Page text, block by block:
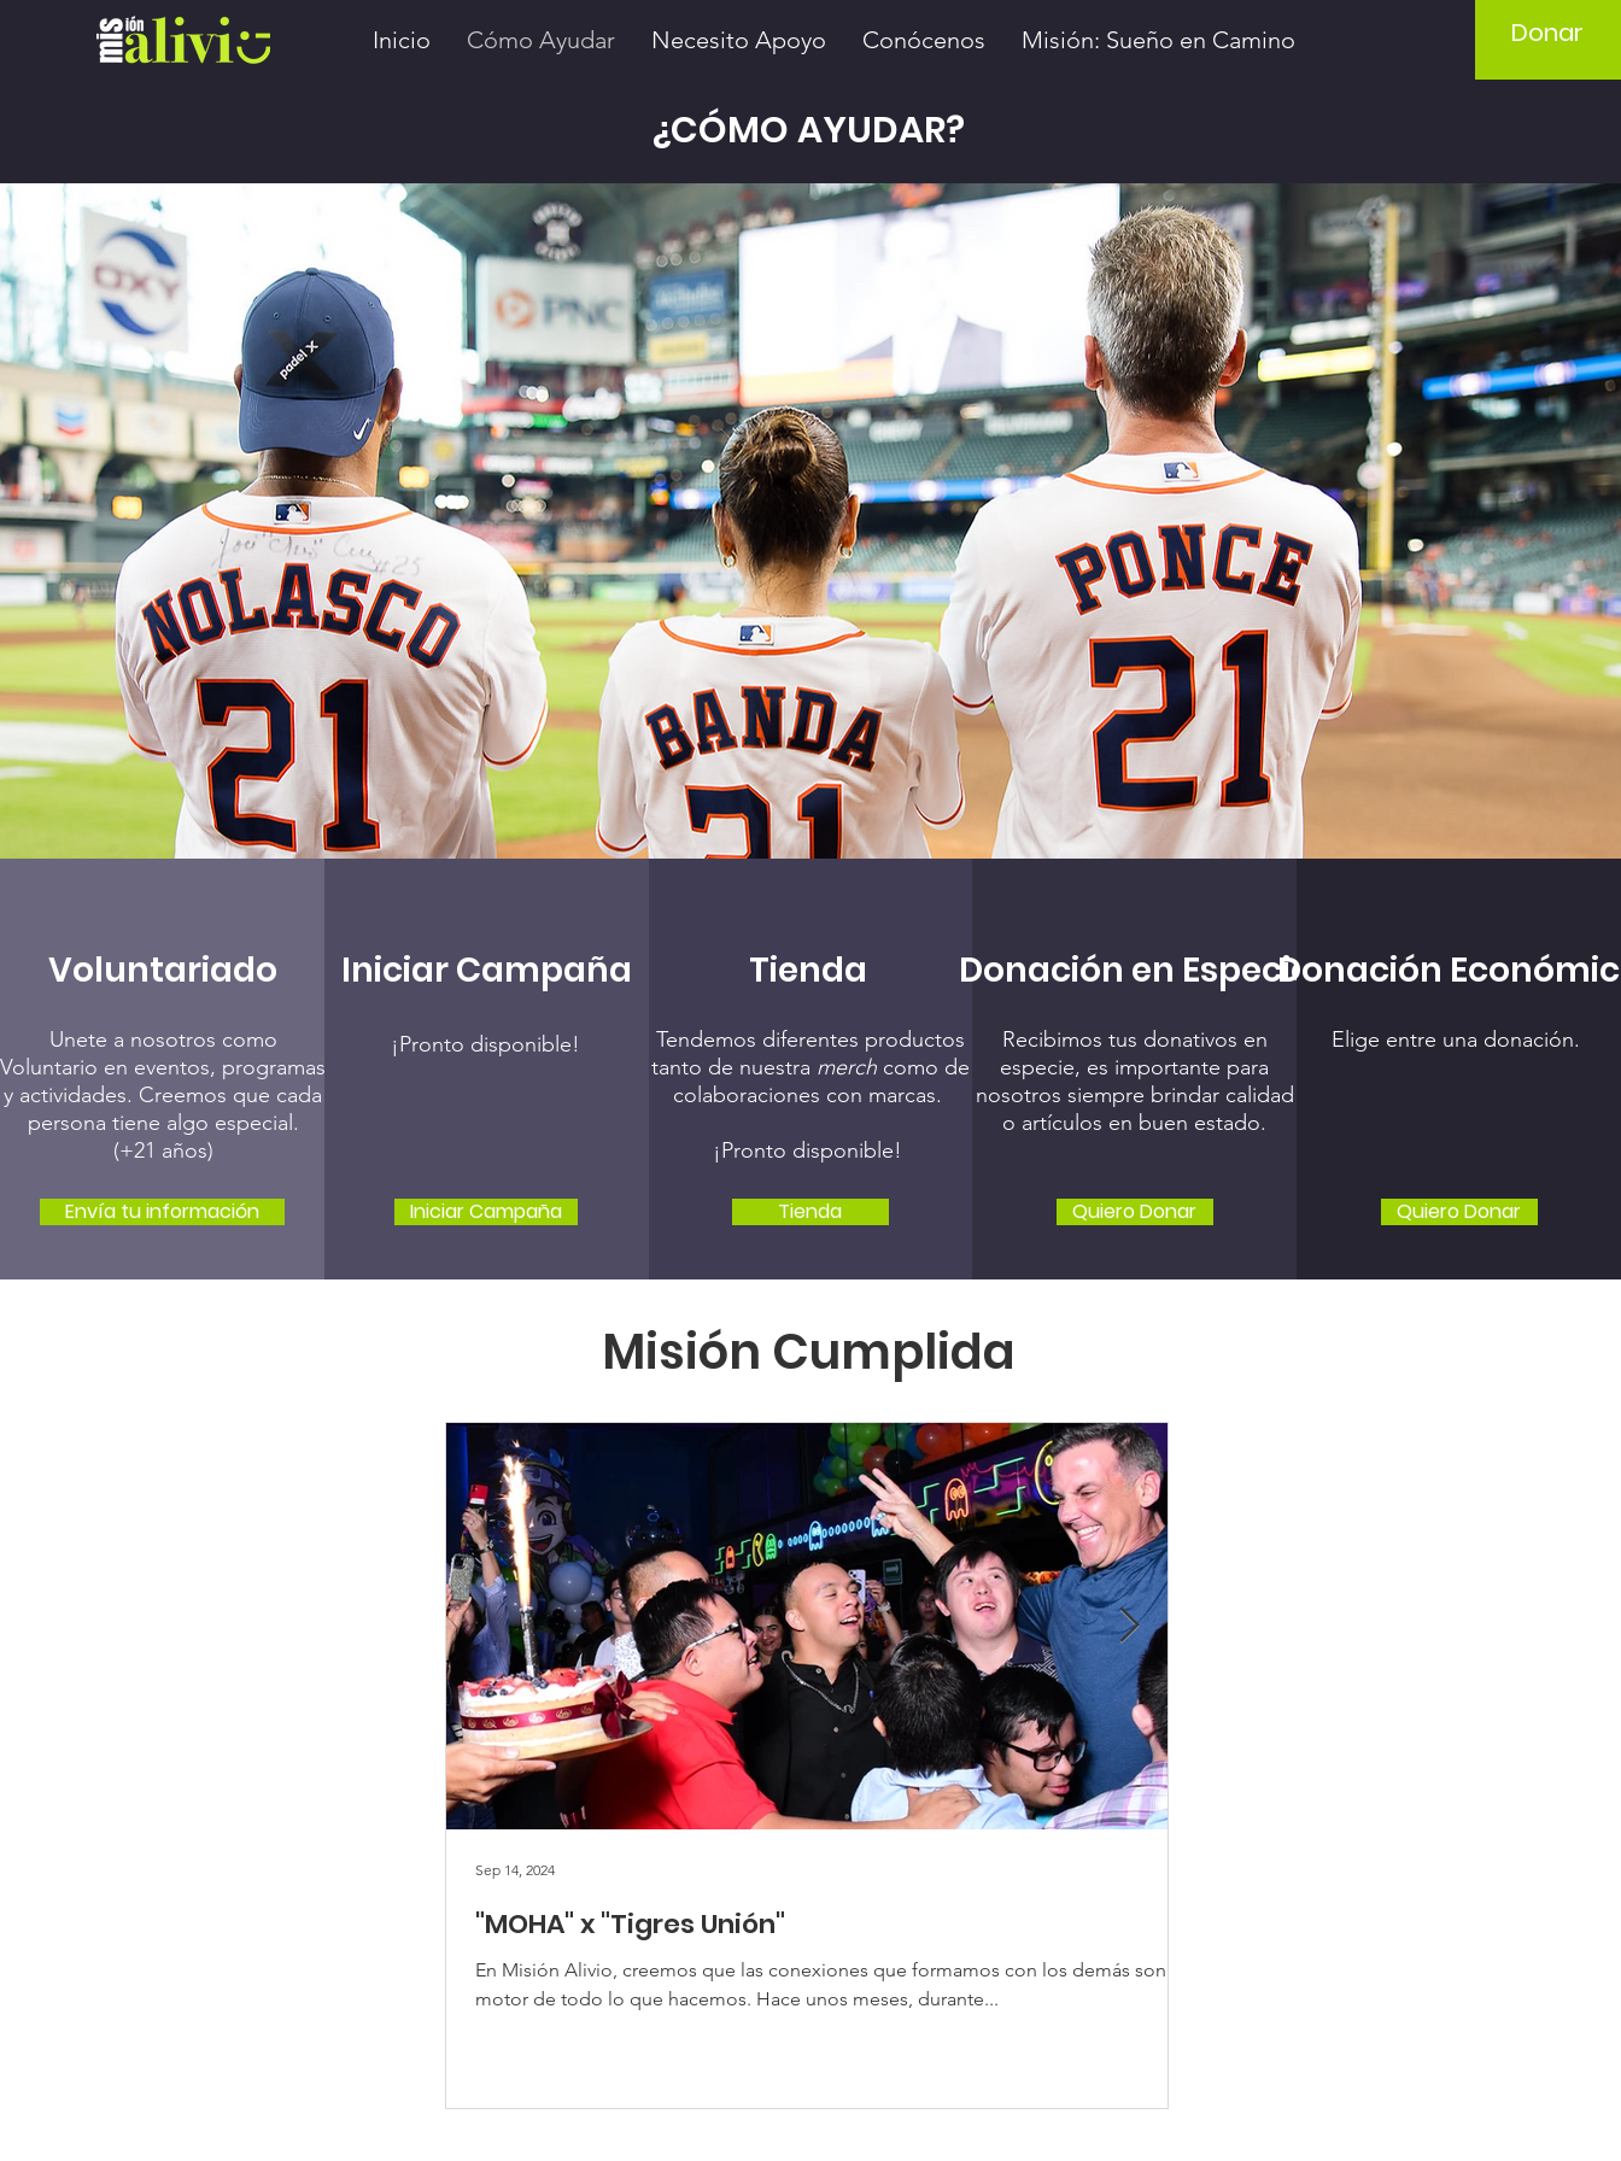
Inicio Cómo Ayudar Necesito Apoyo Conócenos Misión: Sueño en Camino Donar
¿CÓMO AYUDAR?
Voluntariado
Unete a nosotros como
Voluntario en eventos, programas
y actividades. Creemos que cada
persona tiene algo especial.
(+21 años)
Envía tu información
Iniciar Campaña
¡Pronto disponible!
Iniciar Campaña
Tienda
Tendemos diferentes productos
tanto de nuestra merchcomo de
colaboraciones con marcas.
¡Pronto disponible!
Tienda
Donación en Especie
Recibimos tus donativos en
especie, es importante para
nosotros siempre brindar calidad
o artículos en buen estado.
Quiero Donar
Donación
Elige entre una donación.
Quiero Donar
Misión Cumplida
"MOHA" x "Tigres Unión"
En Misión Alivio, creemos que las conexiones que formamos con los demás son el
motor de todo lo que hacemos. Hace unos meses, durante...
Sep 14, 2024